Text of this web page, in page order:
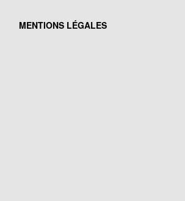
MENTIONS LÉGALES